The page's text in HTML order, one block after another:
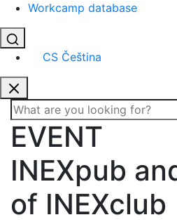
Workcamp database
CS Čeština
EVENT
INEXpub
of INEXclub